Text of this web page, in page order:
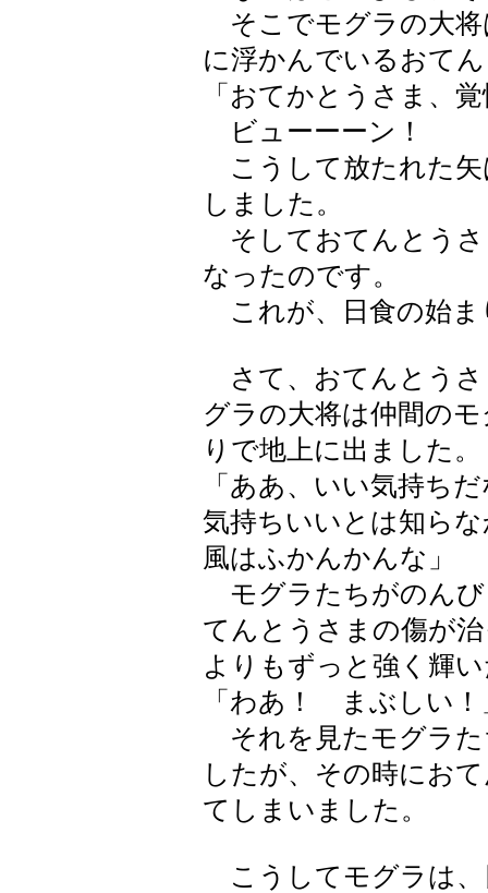
そこでモグラの大将
に浮かんでいるおて
「おてかとうさま、
ビューーーン！
こうして放たれた矢
しました。
そしておてんとうさ
なったのです。
これが、日食の始ま
さて、おてんとうさ
グラの大将は仲間の
りで地上に出ました。
「ああ、いい気持ち
気持ちいいとは知ら
風はふかんかんな」
モグラたちがのんび
てんとうさまの傷が
よりもずっと強く輝
「わあ！ まぶしい！
それを見たモグラた
したが、その時にお
てしまいました。
こうしてモグラは、